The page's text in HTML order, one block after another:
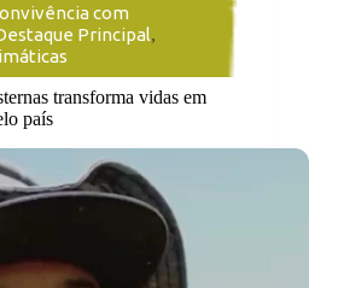
com
Principal,
transforma vidas em
país